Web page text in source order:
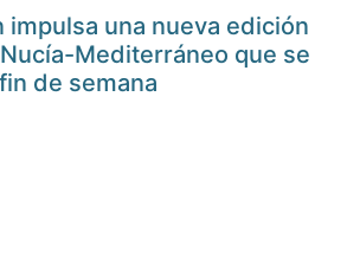
impulsa una nueva edición
Mediterráneo que se
de semana